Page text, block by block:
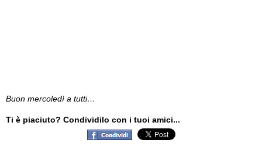
Buon mercoledì a tutti…
Ti è piaciuto? Condividilo con i tuoi amici...